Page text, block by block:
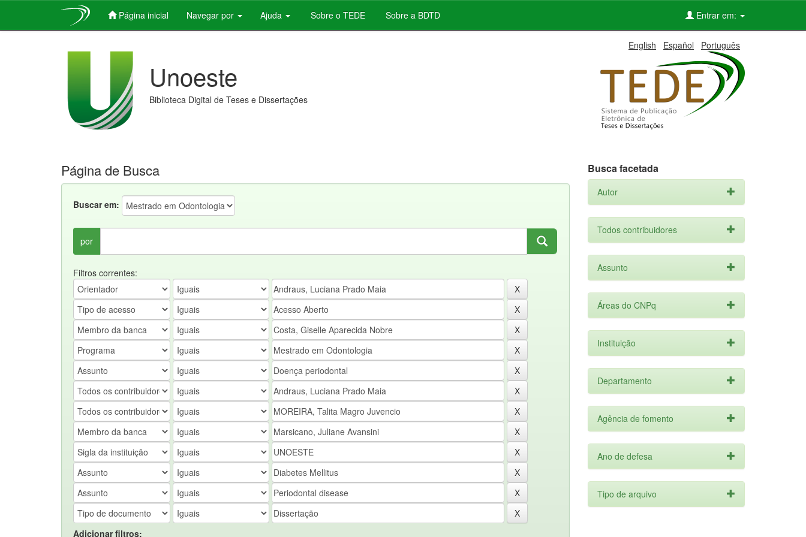
Página inicial Navegar por Ajuda Sobre o TEDE Sobre a BDTD Entrar em:
English Español Português
Unoeste
Biblioteca Digital de Teses e Dissertações
Página de Busca
Buscar em:
por
Filtros correntes:
Adicionar filtros:
Busca facetada
Autor
Todos contribuidores
Assunto
Áreas do CNPq
Instituição
Departamento
Agência de fomento
Ano de defesa
Tipo de arquivo